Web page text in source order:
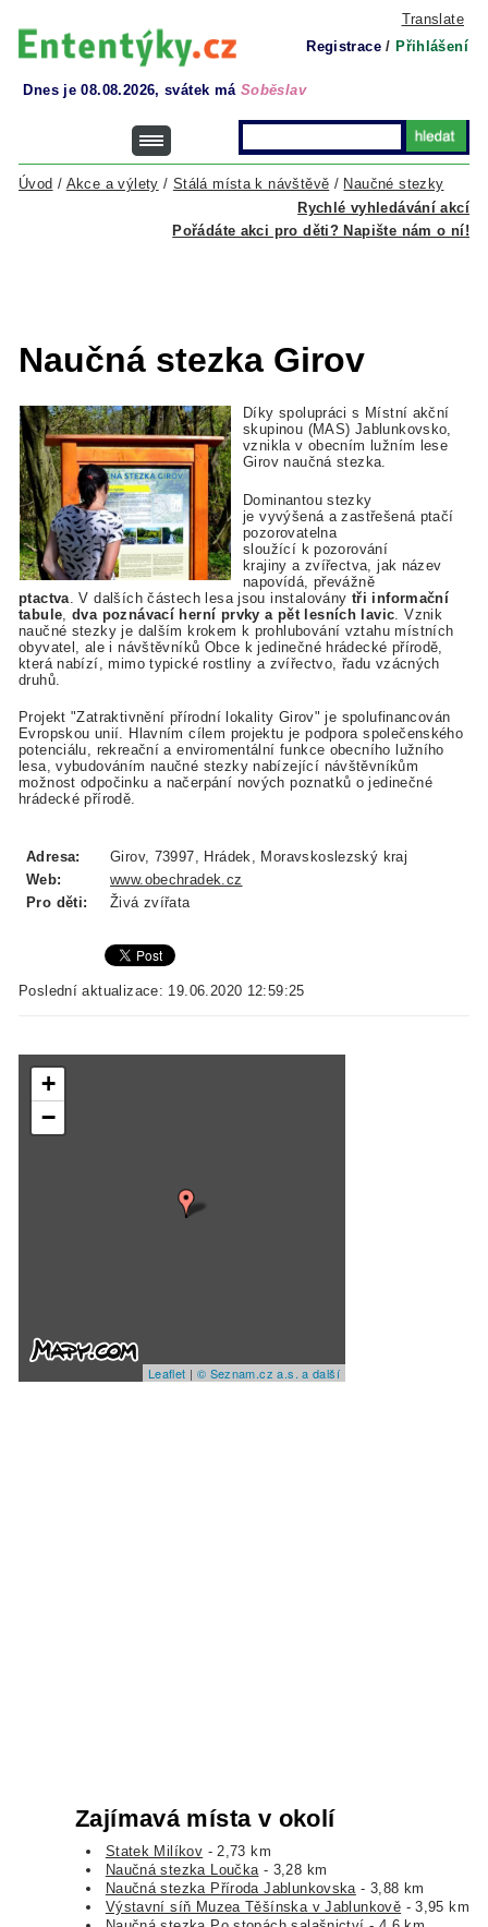
Translate
Registrace / Přihlášení
Dnes je 08.08.2026, svátek má Soběslav
Rychlé vyhledávání akcí
Úvod / Akce a výlety / Stálá místa k návštěvě / Naučné stezky
Pořádáte akci pro děti? Napište nám o ní!
Naučná stezka Girov
Díky spolupráci s Místní akční
skupinou (MAS) Jablunkovsko,
vznikla v obecním lužním lese
Girov naučná stezka.
Dominantou stezky
je vyvýšená a zastřešená ptačí
pozorovatelna
sloužící k pozorování
krajiny a zvířectva, jak název
napovídá, převážně
ptactva . V dalších částech lesa jsou instalovány tři informační
tabule ,dva poznávací herní prvky a pět lesních lavic . Vznik
naučné stezky je dalším krokem k prohlubování vztahu místních
obyvatel, ale i návštěvníků Obce k jedinečné hrádecké přírodě,
která nabízí, mimo typické rostliny a zvířectvo, řadu vzácných
druhů.
Projekt "Zatraktivnění přírodní lokality Girov" je spolufinancován
Evropskou unií. Hlavním cílem projektu je podpora společenského
potenciálu, rekreační a enviromentální funkce obecního lužního
lesa, vybudováním naučné stezky nabízející návštěvníkům
možnost odpočinku a načerpání nových poznatků o jedinečné
hrádecké přírodě.
Adresa:
Girov, 73997, Hrádek, Moravskoslezský kraj
Web:
www.obechradek.cz
Pro děti:
Živá zvířata
Poslední aktualizace: 19.06.2020 12:59:25
+
−
Leaflet | © Seznam.cz a.s. a další
Zajímavá místa v okolí
Statek Milíkov - 2,73 km
Naučná stezka Loučka- 3,28 km
Naučná stezka Příroda Jablunkovska- 3,88 km
Výstavní síň Muzea Těšínska v Jablunkově - 3,95 km